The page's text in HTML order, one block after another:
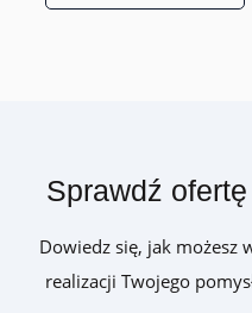
Sprawdź
Dowiedz się, jak możesz
realizacji Twojego